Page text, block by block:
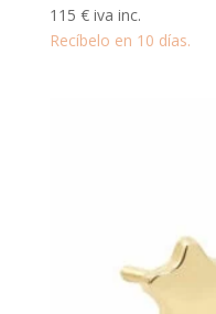
115 € iva inc.
Recíbelo en 10 días.